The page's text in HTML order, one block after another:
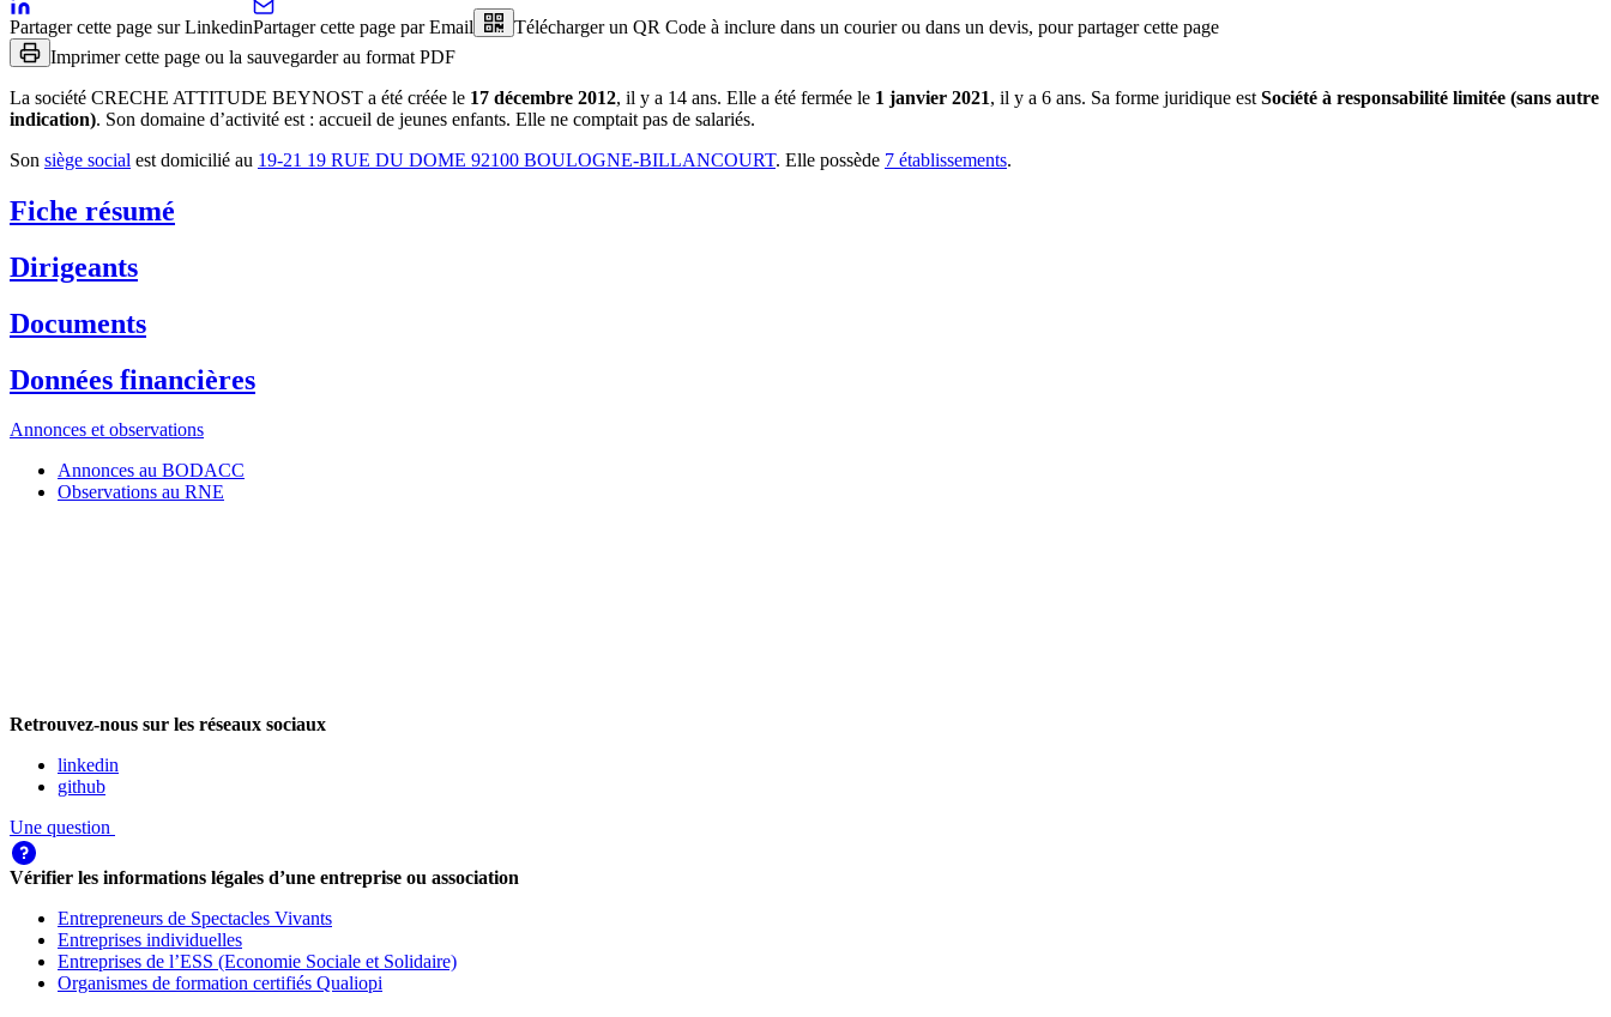
Partager cette page sur LinkedinPartager cette page par Email
Télécharger un QR Code à inclure dans un courier ou dans un devis, pour partager cette page
Imprimer cette page ou la sauvegarder au format PDF
La société CRECHE ATTITUDE BEYNOST a été créée le 17 décembre 2012, il y a 14 ans. Elle a été fermée le 1 janvier 2021, il y a 6 ans. Sa forme juridique est Société à responsabilité limitée (sans autre
indication). Son domaine d’activité est : accueil de jeunes enfants. Elle ne comptait pas de salariés.
Son siège social est domicilié au 19-21 19 RUE DU DOME 92100 BOULOGNE-BILLANCOURT. Elle possède 7 établissements.
Fiche résumé
Dirigeants
Documents
Données financières
Annonces et observations
Annonces au BODACC
Observations au RNE
Retrouvez-nous sur les réseaux sociaux
linkedin
github
Une question
Vérifier les informations légales d’une entreprise ou association
Entrepreneurs de Spectacles Vivants
Entreprises individuelles
Entreprises de l’ESS (Economie Sociale et Solidaire)
Organismes de formation certifiés Qualiopi